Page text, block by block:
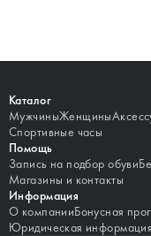
Каталог
МужчиныЖенщины
Спортивные часы
Помощь
Запись на подбор обуви
Магазины и контакты
Информация
О компанииБонусная
Юридическая информация